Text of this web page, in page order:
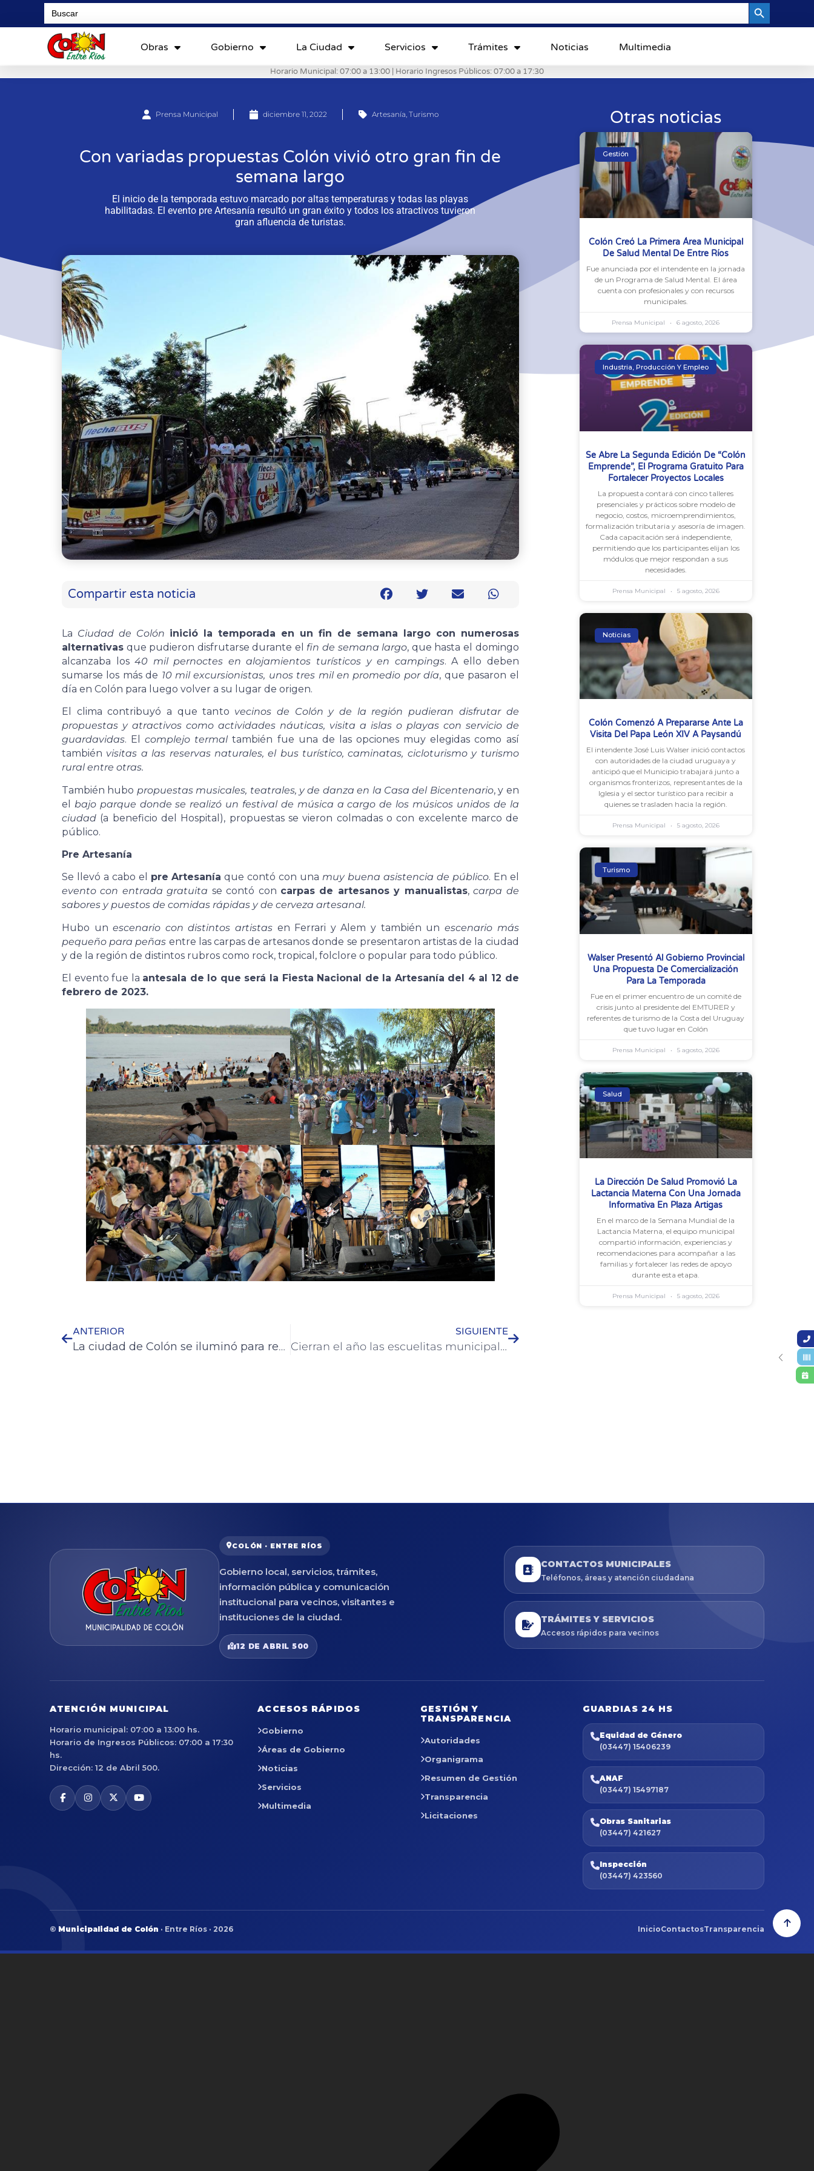
Search
for:
Obras Gobierno La Ciudad Servicios Trámites Noticias Multimedia
Horario Municipal: 07:00 a 13:00 | Horario Ingresos Públicos: 07:00 a 17:30
Prensa Municipal diciembre 11, 2022 Artesanía ,Turismo
Con variadas propuestas Colón vivió otro gran fin de
semana largo
El inicio de la temporada estuvo marcado por altas temperaturas y todas las playas
habilitadas. El evento pre Artesanía resultó un gran éxito y todos los atractivos tuvieron
gran afluencia de turistas.
Compartir esta noticia
La Ciudad de Colón inició la temporada en un fin de semana largo con numerosas
alternativas que pudieron disfrutarse durante el fin de semana largo, que hasta el domingo
alcanzaba los40 mil pernoctes en alojamientos turísticos y en campings. A ello deben
sumarse los más de 10 mil excursionistas, unos tres mil en promedio por día, que pasaron el
día en Colón para luego volver a su lugar de origen.
El clima contribuyó a que tanto vecinos de Colón y de la región pudieran disfrutar de
propuestas y atractivos como actividades náuticas, visita a islas o playas con servicio de
guardavidas. Elcomplejo termaltambién fue una de las opciones muy elegidas como así
también visitas a las reservas naturales, el bus turístico, caminatas, cicloturismo y turismo
rural entre otras.
También hubo propuestas musicales, teatrales, y de danza en la Casa del Bicentenario, y en
el bajo parque donde se realizó un festival de música a cargo de los músicos unidos de la
ciudad (a beneficio del Hospital), propuestas se vieron colmadas o con excelente marco de
público.
Pre Artesanía
Se llevó a cabo el pre Artesanía que contó con unamuy buena asistencia de público. En el
evento con entrada gratuita se contó con carpas de artesanos y manualistas,carpa de
sabores y puestos de comidas rápidas y de cerveza artesanal.
Hubo unescenario con distintos artistas en Ferrari y Alem y también un escenario más
pequeño para peñas entre las carpas de artesanos donde se presentaron artistas de la ciudad
y de la región de distintos rubros como rock, tropical, folclore o popular para todo público.
El evento fue la antesala de lo que será la Fiesta Nacional de la Artesanía del 4 al 12 de
febrero de 2023.
ANTERIOR
La ciudad de Colón se iluminó para recibir la Navidad
SIGUIENTE
Cierran el año las escuelitas municipales de Deportes
Otras noticias
Gestión
Colón Creó La Primera Área Municipal
De Salud Mental De Entre Ríos
Fue anunciada por el intendente en la jornada
de un Programa de Salud Mental. El área
cuenta con profesionales y con recursos
municipales.
Prensa Municipal 6 agosto, 2026
Industria, Producción Y Empleo
Se Abre La Segunda Edición De “Colón
Emprende”, El Programa Gratuito Para
Fortalecer Proyectos Locales
La propuesta contará con cinco talleres
presenciales y prácticos sobre modelo de
negocio, costos, microemprendimientos,
formalización tributaria y asesoría de imagen.
Cada capacitación será independiente,
permitiendo que los participantes elijan los
módulos que mejor respondan a sus
necesidades.
Prensa Municipal 5 agosto, 2026
Noticias
Colón Comenzó A Prepararse Ante La
Visita Del Papa León XIV A Paysandú
El intendente José Luis Walser inició contactos
con autoridades de la ciudad uruguaya y
anticipó que el Municipio trabajará junto a
organismos fronterizos, representantes de la
Iglesia y el sector turístico para recibir a
quienes se trasladen hacia la región.
Prensa Municipal 5 agosto, 2026
Turismo
Walser Presentó Al Gobierno Provincial
Una Propuesta De Comercialización
Para La Temporada
Fue en el primer encuentro de un comité de
crisis junto al presidente del EMTURER y
referentes de turismo de la Costa del Uruguay
que tuvo lugar en Colón
Prensa Municipal 5 agosto, 2026
Salud
La Dirección De Salud Promovió La
Lactancia Materna Con Una Jornada
Informativa En Plaza Artigas
En el marco de la Semana Mundial de la
Lactancia Materna, el equipo municipal
compartió información, experiencias y
recomendaciones para acompañar a las
familias y fortalecer las redes de apoyo
durante esta etapa.
Prensa Municipal 5 agosto, 2026
COLÓN · ENTRE RÍOS
Gobierno local, servicios, trámites,
información pública y comunicación
institucional para vecinos, visitantes e
instituciones de la ciudad.
12 DE ABRIL 500
CONTACTOS MUNICIPALES
Teléfonos, áreas y atención ciudadana
TRÁMITES Y SERVICIOS
Accesos rápidos para vecinos
ATENCIÓN MUNICIPAL
Horario municipal: 07:00 a 13:00 hs.
Horario de Ingresos Públicos: 07:00 a 17:30
hs.
Dirección: 12 de Abril 500.
ACCESOS RÁPIDOS
Gobierno
Áreas de Gobierno
Noticias
Servicios
Multimedia
GESTIÓN Y
TRANSPARENCIA
Autoridades
Organigrama
Resumen de Gestión
Transparencia
Licitaciones
GUARDIAS 24 HS
Equidad de Género
(03447) 15406239
ANAF
(03447) 15497187
Obras Sanitarias
(03447) 421627
Inspección
(03447) 423560
© Municipalidad de Colón · Entre Ríos · 2026 InicioContactosTransparencia